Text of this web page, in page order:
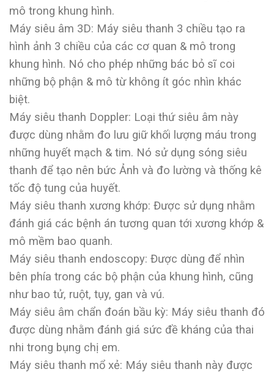
mô trong khung hình.
Máy siêu âm 3D: Máy siêu thanh 3 chiều tạo ra
hình ảnh 3 chiều của các cơ quan & mô trong
khung hình. Nó cho phép những bác bỏ sĩ coi
những bộ phận & mô từ không ít góc nhìn khác
biệt.
Máy siêu thanh Doppler: Loại thứ siêu âm này
được dùng nhằm đo lưu giữ khối lượng máu trong
những huyết mạch & tim. Nó sử dụng sóng siêu
thanh để tạo nên bức Ảnh và đo lường và thống kê
tốc độ tung của huyết.
Máy siêu thanh xương khớp: Được sử dụng nhằm
đánh giá các bệnh án tương quan tới xương khớp &
mô mềm bao quanh.
Máy siêu thanh endoscopy: Được dùng để nhìn
bên phía trong các bộ phận của khung hình, cũng
như bao tử, ruột, tụy, gan và vú.
Máy siêu âm chẩn đoán bầu kỳ: Máy siêu thanh đó
được dùng nhằm đánh giá sức đề kháng của thai
nhi trong bụng chị em.
Máy siêu thanh mổ xẻ: Máy siêu thanh này được